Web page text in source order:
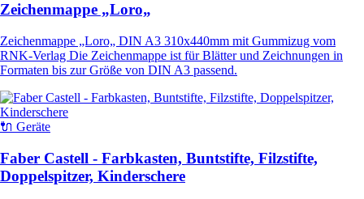
Zeichenmappe „Loro„
Zeichenmappe „Loro„ DIN A3 310x440mm mit Gummizug vom
RNK-Verlag Die Zeichenmappe ist für Blätter und Zeichnungen in
Formaten bis zur Größe von DIN A3 passend.
🔌 Geräte
Faber Castell - Farbkasten, Buntstifte, Filzstifte,
Doppelspitzer, Kinderschere